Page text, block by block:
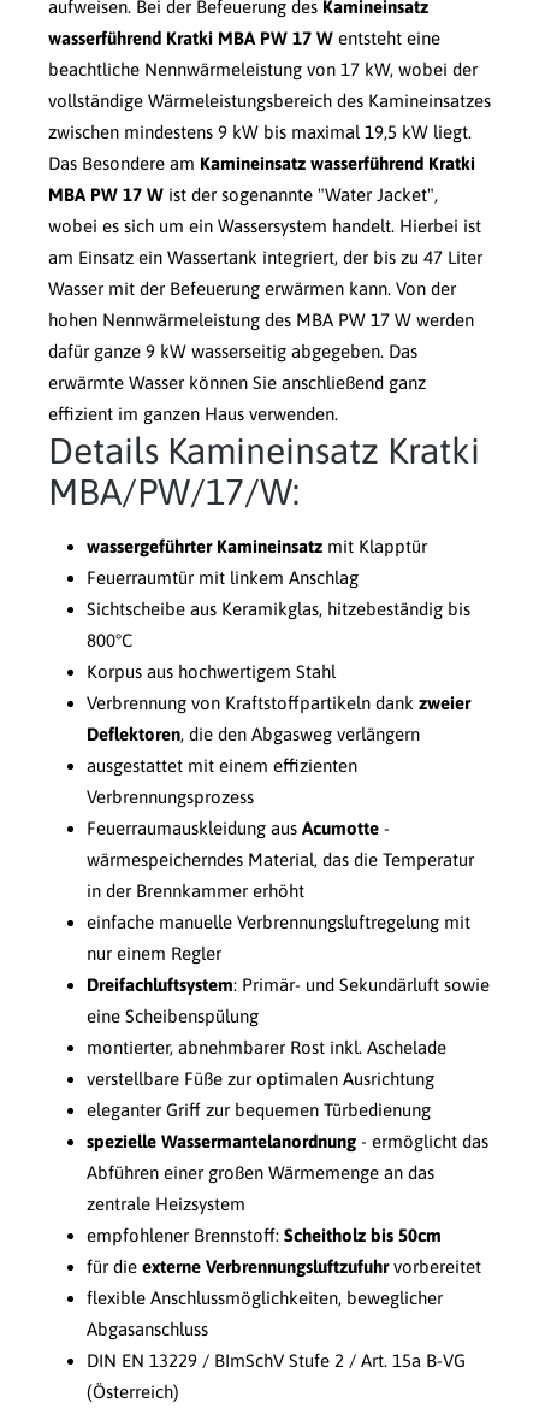
aufweisen. Bei der Befeuerung des Kamineinsatz
wasserführend Kratki MBA PW 17 W entsteht eine
beachtliche Nennwärmeleistung von 17 kW, wobei der
vollständige Wärmeleistungsbereich des Kamineinsatzes
zwischen mindestens 9 kW bis maximal 19,5 kW liegt.
Das Besondere am Kamineinsatz wasserführend Kratki
MBA PW 17 W ist der sogenannte "Water Jacket",
wobei es sich um ein Wassersystem handelt. Hierbei ist
am Einsatz ein Wassertank integriert, der bis zu 47 Liter
Wasser mit der Befeuerung erwärmen kann. Von der
hohen Nennwärmeleistung des MBA PW 17 W werden
dafür ganze 9 kW wasserseitig abgegeben. Das
erwärmte Wasser können Sie anschließend ganz
effizient im ganzen Haus verwenden.
Details Kamineinsatz Kratki
MBA/PW/17/W:
wassergeführter Kamineinsatz mit Klapptür
Feuerraumtür mit linkem Anschlag
Sichtscheibe aus Keramikglas, hitzebeständig bis
800°C
Korpus aus hochwertigem Stahl
Verbrennung von Kraftstoffpartikeln dank zweier
Deflektoren, die den Abgasweg verlängern
ausgestattet mit einem effizienten
Verbrennungsprozess
Feuerraumauskleidung aus Acumotte -
wärmespeicherndes Material, das die Temperatur
in der Brennkammer erhöht
einfache manuelle Verbrennungsluftregelung mit
nur einem Regler
Dreifachluftsystem: Primär- und Sekundärluft sowie
eine Scheibenspülung
montierter, abnehmbarer Rost inkl. Aschelade
verstellbare Füße zur optimalen Ausrichtung
eleganter Griff zur bequemen Türbedienung
spezielle Wassermantelanordnung - ermöglicht das
Abführen einer großen Wärmemenge an das
zentrale Heizsystem
empfohlener Brennstoff: Scheitholz bis 50cm
für die externe Verbrennungsluftzufuhrvorbereitet
flexible Anschlussmöglichkeiten, beweglicher
Abgasanschluss
DIN EN 13229 / BImSchV Stufe 2 / Art. 15a B-VG
(Österreich)